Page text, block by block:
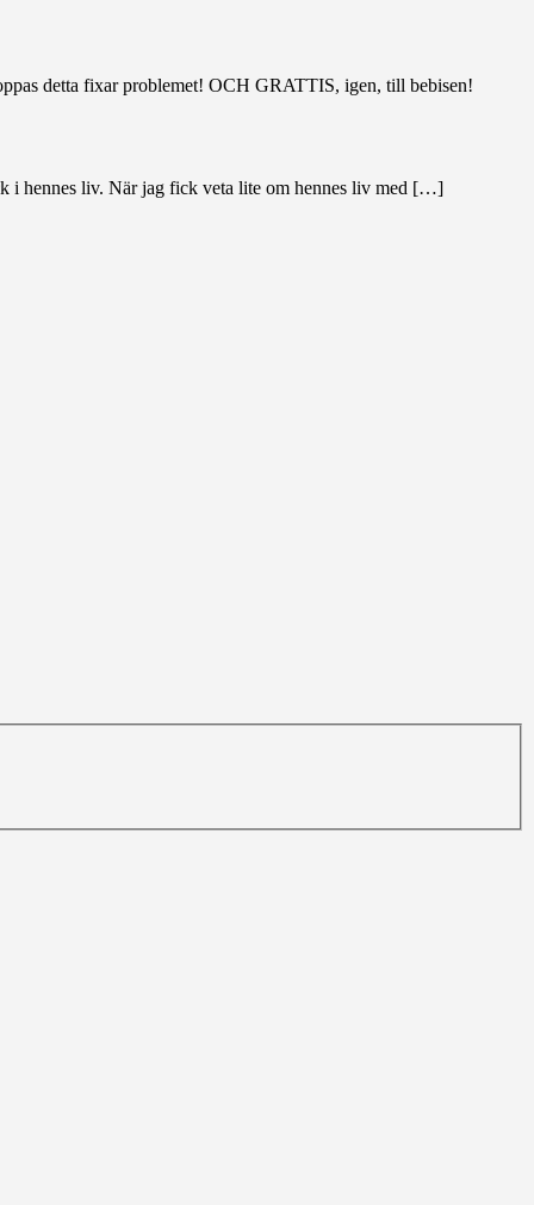
detta fixar problemet! OCH GRATTIS, igen, till bebisen!
i hennes liv. När jag fick veta lite om hennes liv med […]